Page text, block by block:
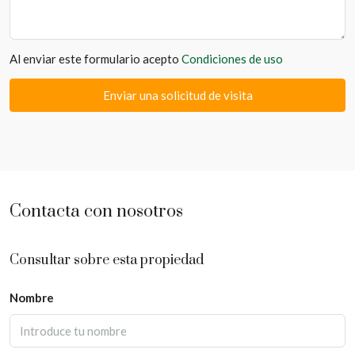
Al enviar este formulario acepto Condiciones de uso
Enviar una solicitud de visita
Contacta con nosotros
Consultar sobre esta propiedad
Nombre